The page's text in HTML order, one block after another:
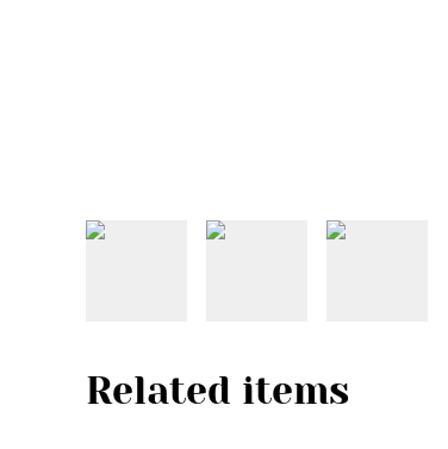
Related items